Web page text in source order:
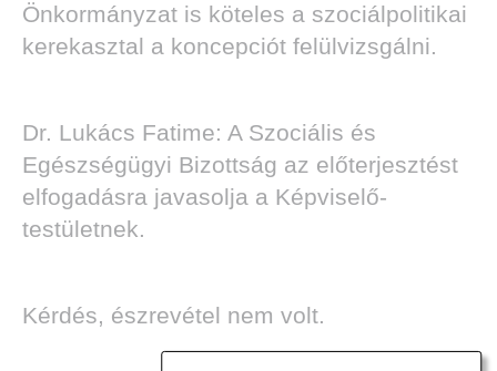
Önkormányzat is köteles a szociálpolitikai
kerekasztal a koncepciót felülvizsgálni.
Dr. Lukács Fatime: A Szociális és
Egészségügyi Bizottság az előterjesztést
elfogadásra javasolja a Képviselő-
testületnek.
Kérdés, észrevétel nem volt.